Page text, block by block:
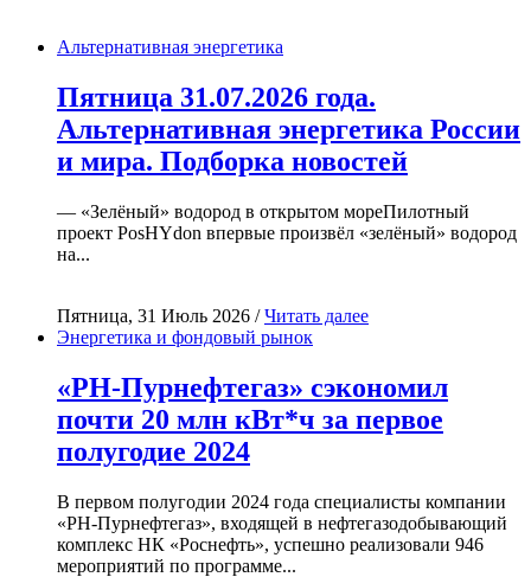
Альтернативная энергетика
Пятница 31.07.2026 года.
Альтернативная энергетика России
и мира. Подборка новостей
— «Зелёный» водород в открытом мореПилотный
проект PosHYdon впервые произвёл «зелёный» водород
на...
Пятница, 31 Июль 2026 /Читать далее
Энергетика и фондовый рынок
«РН-Пурнефтегаз» сэкономил
почти 20 млн кВт*ч за первое
полугодие 2024
В первом полугодии 2024 года специалисты компании
«РН-Пурнефтегаз», входящей в нефтегазодобывающий
комплекс НК «Роснефть», успешно реализовали 946
мероприятий по программе...